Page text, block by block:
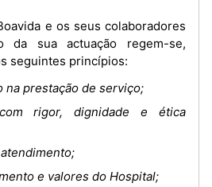
e os seus colaboradores
da sua actuação regem-se,
seguintes princípios:
na prestação de serviço;
rigor, dignidade e ética
e valores do Hospital;